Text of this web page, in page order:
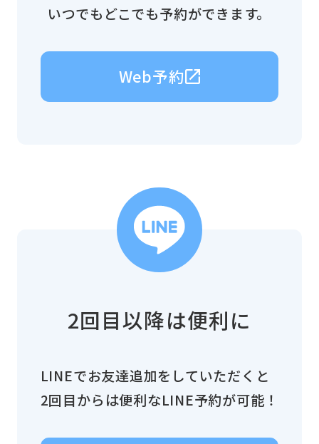
いつでもどこでも予約ができます。
Web予約
2回目以降は便利に
LINEでお友達追加をしていただくと
2回目からは便利なLINE予約が可能！